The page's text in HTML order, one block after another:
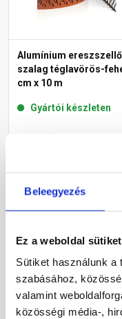
Beleegyezés
Ez a weboldal
Sütiket használunk a
szabásához,
valamint
közösségi média-,
Alumínium
szalag téglavörös-
cm x 10 m
Gyártói készleten
Megnézem